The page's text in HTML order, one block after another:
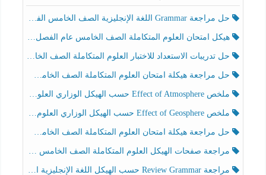
حل مراجعة Grammar اللغة الإنجليزية الصف الخامس الفصل الثالث
هيكل امتحان العلوم المتكاملة الصف الخامس عام الفصل الدراسي الثالث 2025-2026
حل تدريبات الاستعداد للاختبار العلوم المتكاملة الصف الخامس عام الفصل الثالث
حل مراجعة هيكلة امتحان العلوم المتكاملة الصف الخامس انسبير الفصل الثالث
ملخص Effect of Atmosphere حسب الهيكل الوزاري العلوم المتكاملة الصف الخامس انسبير الفصل الثالث
ملخص Effect of Geosphere حسب الهيكل الوزاري العلوم المتكاملة الصف الخامس انسبير الفصل الثالث
حل مراجعة هيكلة امتحان العلوم المتكاملة الصف الخامس عام الفصل الثالث
مراجعة صفحات الهيكل العلوم المتكاملة الصف الخامس انسبير الفصل الثالث
مراجعة Review Grammar حسب الهيكل اللغة الإنجليزية الصف الخامس الفصل الثالث